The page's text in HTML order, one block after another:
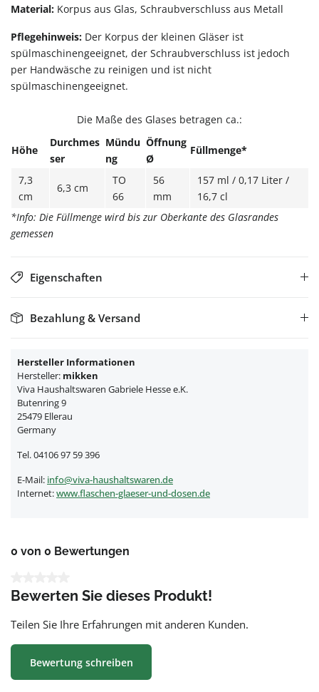
Material: Korpus aus Glas, Schraubverschluss aus Metall
Pflegehinweis: Der Korpus der kleinen Gläser ist
spülmaschinengeeignet, der Schraubverschluss ist jedoch
per Handwäsche zu reinigen und ist nicht
spülmaschinengeeignet.
Die Maße des Glases betragen ca.:
Höhe
Durchmes
ser
Mündu
ng
Öffnung
Ø
Füllmenge*
7,3
cm
6,3 cm
TO
66
56
mm
157 ml / 0,17 Liter /
16,7 cl
*Info: Die Füllmenge wird bis zur Oberkante des Glasrandes
gemessen
Eigenschaften
Bezahlung & Versand
Hersteller Informationen
Hersteller: mikken
Viva Haushaltswaren Gabriele Hesse e.K.
Butenring 9
25479 Ellerau
Germany
Tel. 04106 97 59 396
E-Mail: info@viva-haushaltswaren.de
Internet:www.flaschen-glaeser-und-dosen.de
0 von 0 Bewertungen
Bewerten Sie dieses Produkt!
Teilen Sie Ihre Erfahrungen mit anderen Kunden.
Bewertung schreiben